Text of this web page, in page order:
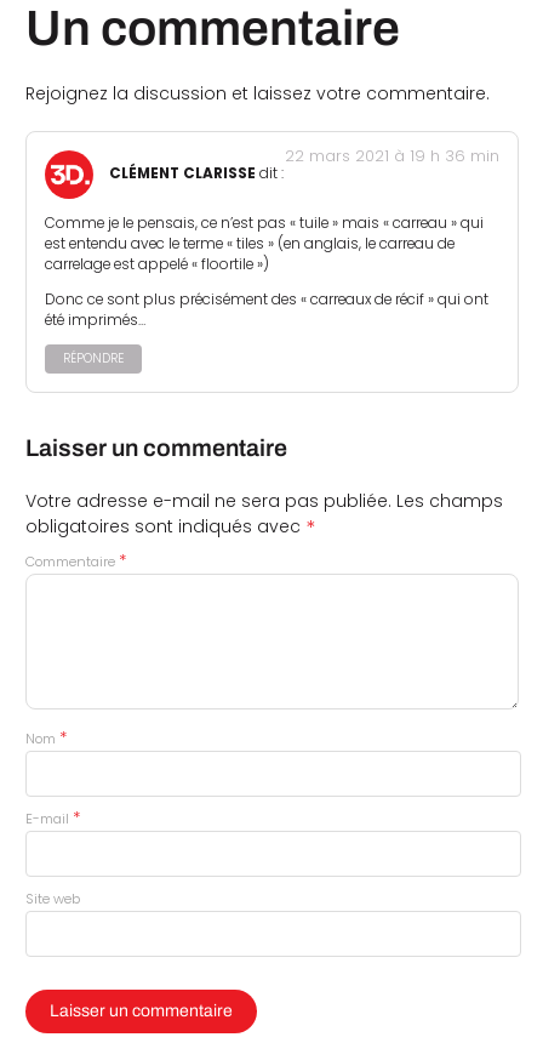
Un commentaire
Rejoignez la discussion et laissez votre commentaire.
CLÉMENT CLARISSE dit :
22 mars 2021 à 19 h 36 min
Comme je le pensais, ce n’est pas « tuile » mais « carreau » qui
est entendu avec le terme « tiles » (en anglais, le carreau de
carrelage est appelé « floortile »)
Donc ce sont plus précisément des « carreaux de récif » qui ont
été imprimés…
RÉPONDRE
Laisser un commentaire
Votre adresse e-mail ne sera pas publiée. Les champs
obligatoires sont indiqués avec *
Commentaire *
Nom *
E-mail *
Site web